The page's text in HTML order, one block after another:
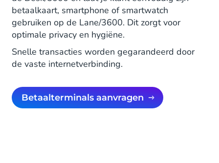
betaalkaart, smartphone of smartwatch
gebruiken op de Lane/3600. Dit zorgt voor
optimale privacy en hygiëne.
Snelle transacties worden gegarandeerd door
de vaste internetverbinding.
Betaalterminals aanvragen